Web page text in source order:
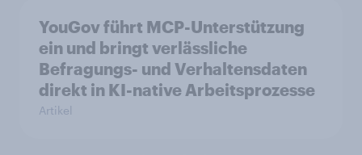
YouGov führt MCP-Unterstützung
ein und bringt verlässliche
Befragungs- und Verhaltensdaten
direkt in KI-native Arbeitsprozesse
Artikel